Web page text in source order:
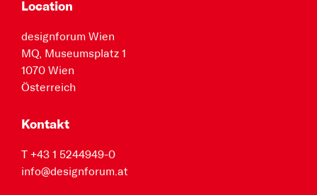
Location
designforum Wien
MQ, Museumsplatz 1
1070 Wien
Österreich
Kontakt
T +43 1 5244949-0
info@designforum.at